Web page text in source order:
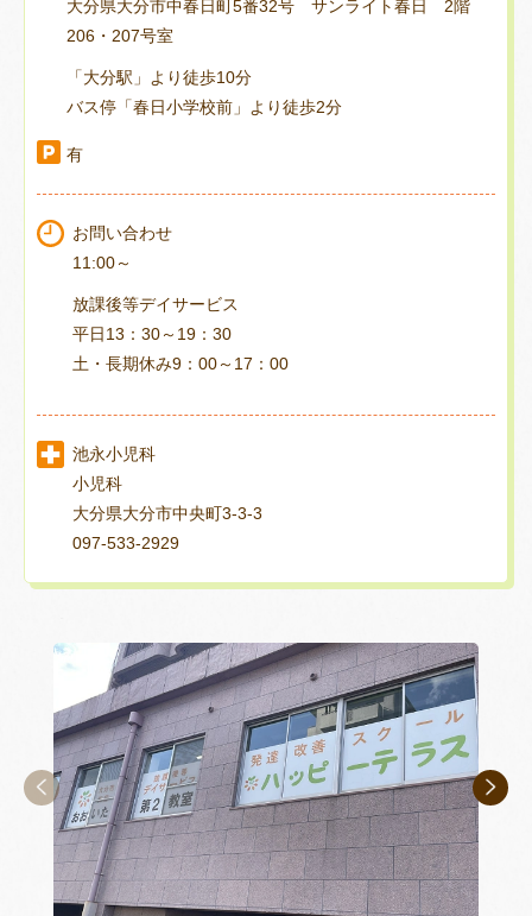
大分県大分市中春日町5番32号 サンライト春日 2階
206・207号室
「大分駅」より徒歩10分
バス停「春日小学校前」より徒歩2分
有
お問い合わせ
11:00～
放課後等デイサービス
平日13：30～19：30
土・長期休み9：00～17：00
池永小児科
小児科
大分県大分市中央町3-3-3
097-533-2929